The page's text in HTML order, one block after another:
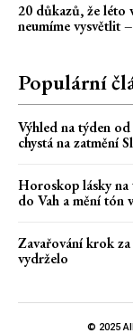
20 důkazů, že léto
neumíme vysvětlit
Populární
Výhled na týden
chystá na zatmění
Horoskop lásky na
do Vah a mění tón
Zavařování krok
vydrželo
© 2025